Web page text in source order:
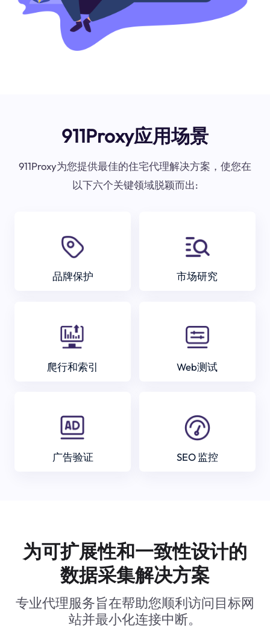
911Proxy应用场景
911Proxy为您提供最佳的住宅代理解决方案，使您在
以下六个关键领域脱颖而出:
品牌保护 市场研究
爬行和索引 Web测试
广告验证 SEO 监控
为可扩展性和一致性设计的
数据采集解决方案
专业代理服务旨在帮助您顺利访问目标网
站并最小化连接中断。